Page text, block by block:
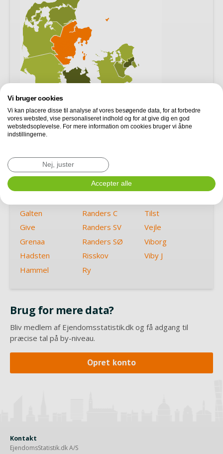
Aarhus N
Højbjerg
Bjerringbro
Hørning
Mårslet
Galten
Randers C
Tilst
Give
Randers SV
Vejle
Grenaa
Randers SØ
Viborg
Hadsten
Risskov
Viby J
Hammel
Ry
Brug for mere data?
Bliv medlem af Ejendomsstatistik.dk og få adgang til
præcise tal på by-niveau.
Opret konto
Kontakt
EjendomsStatistik.dk A/S
Vi bruger cookies
Vi kan placere disse til analyse af vores besøgende data, for at forbedre
vores websted, vise personaliseret indhold og for at give dig en god
webstedsoplevelse. For mere information om cookies bruger vi åbne
indstillingerne.
Nej, juster
Accepter alle